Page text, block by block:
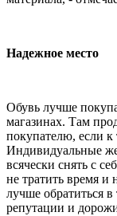
Надежное место
Обувь лучше
магазинах. Там
покупателю, если к
Индивидуальные
всячески снять с
не тратить время и
лучше обратиться в
репутации и